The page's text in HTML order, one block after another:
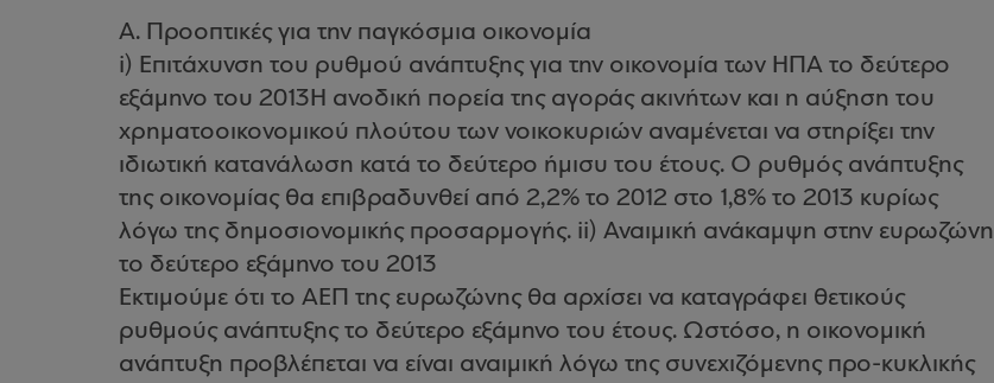
A. Προοπτικές για την παγκόσμια οικονομία
i) Επιτάχυνση του ρυθμού ανάπτυξης για την οικονομία των ΗΠΑ το δεύτερο
εξάμηνο του 2013Η ανοδική πορεία της αγοράς ακινήτων και η αύξηση του
χρηματοοικονομικού πλούτου των νοικοκυριών αναμένεται να στηρίξει την
ιδιωτική κατανάλωση κατά το δεύτερο ήμισυ του έτους. Ο ρυθμός ανάπτυξης
της οικονομίας θα επιβραδυνθεί από 2,2% το 2012 στο 1,8% το 2013 κυρίως
λόγω της δημοσιονομικής προσαρμογής. ii) Αναιμική ανάκαμψη στην ευρωζώνη
το δεύτερο εξάμηνο του 2013
Εκτιμούμε ότι το ΑΕΠ της ευρωζώνης θα αρχίσει να καταγράφει θετικούς
ρυθμούς ανάπτυξης το δεύτερο εξάμηνο του έτους. Ωστόσο, η οικονομική
ανάπτυξη προβλέπεται να είναι αναιμική λόγω της συνεχιζόμενης προ-κυκλικής